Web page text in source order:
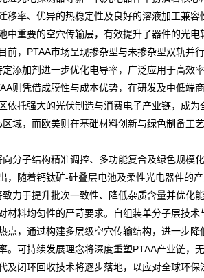
移率、优异的热稳定性及良好的溶液加工兼容
中重要的空穴传输层，有效提升了器件的光电
前，PTAA市场呈现掺杂型与未掺杂型双轨并
添加剂进一步优化电导率，广泛应用于高效
则凭借成膜性与成本优势，在研发及中低端
依托强大的光伏制造与消费电子产业链，成为
域，而欧美则在基础材料创新与绿色制备工
子结构精准调控、多功能复合及绿色规模
，随着钙钛矿-硅叠层电池及柔性光电器件的
力于提升批次一致性、降低杂质含量并优化
材料均匀性的严苛要求。自组装单分子层技术
点，通过构建多层级空穴传输结构，进一步降
。可持续发展理念将深度重塑PTAA产业链，
及闭环回收技术将逐步落地，以应对全球环保